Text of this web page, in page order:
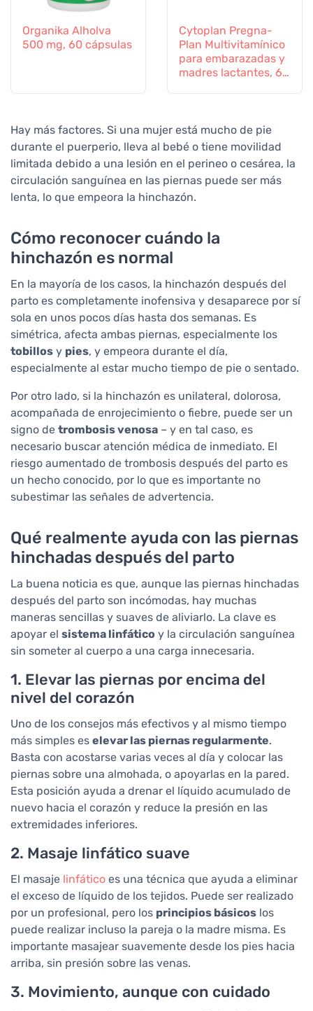
Organika Alholva
500 mg, 60 cápsulas
Cytoplan Pregna-
Plan Multivitamínico
para embarazadas y
madres lactantes, 60
Hay más factores. Si una mujer está mucho de pie
durante el puerperio, lleva al bebé o tiene movilidad
limitada debido a una lesión en el perineo o cesárea, la
circulación sanguínea en las piernas puede ser más
lenta, lo que empeora la hinchazón.
Cómo reconocer cuándo la
hinchazón es normal
En la mayoría de los casos, la hinchazón después del
parto es completamente inofensiva y desaparece por sí
sola en unos pocos días hasta dos semanas. Es
simétrica, afecta ambas piernas, especialmente los
tobillos y pies, y empeora durante el día,
especialmente al estar mucho tiempo de pie o sentado.
Por otro lado, si la hinchazón es unilateral, dolorosa,
acompañada de enrojecimiento o fiebre, puede ser un
signo de trombosis venosa – y en tal caso, es
necesario buscar atención médica de inmediato. El
riesgo aumentado de trombosis después del parto es
un hecho conocido, por lo que es importante no
subestimar las señales de advertencia.
Qué realmente ayuda con las piernas
hinchadas después del parto
La buena noticia es que, aunque las piernas hinchadas
después del parto son incómodas, hay muchas
maneras sencillas y suaves de aliviarlo. La clave es
apoyar el sistema linfático y la circulación sanguínea
sin someter al cuerpo a una carga innecesaria.
1. Elevar las piernas por encima del
nivel del corazón
Uno de los consejos más efectivos y al mismo tiempo
más simples es elevar las piernas regularmente.
Basta con acostarse varias veces al día y colocar las
piernas sobre una almohada, o apoyarlas en la pared.
Esta posición ayuda a drenar el líquido acumulado de
nuevo hacia el corazón y reduce la presión en las
extremidades inferiores.
2. Masaje linfático suave
El masaje linfático es una técnica que ayuda a eliminar
el exceso de líquido de los tejidos. Puede ser realizado
por un profesional, pero los principios básicos los
puede realizar incluso la pareja o la madre misma. Es
importante masajear suavemente desde los pies hacia
arriba, sin presión sobre las venas.
3. Movimiento, aunque con cuidado